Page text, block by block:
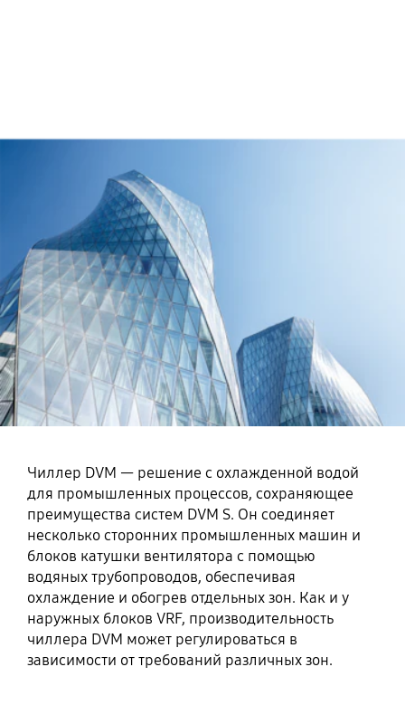
Чиллер DVM — решение с охлажденной водой
для промышленных процессов, сохраняющее
преимущества систем DVM S. Он соединяет
несколько сторонних промышленных машин и
блоков катушки вентилятора с помощью
водяных трубопроводов, обеспечивая
охлаждение и обогрев отдельных зон. Как и у
наружных блоков VRF, производительность
чиллера DVM может регулироваться в
зависимости от требований различных зон.